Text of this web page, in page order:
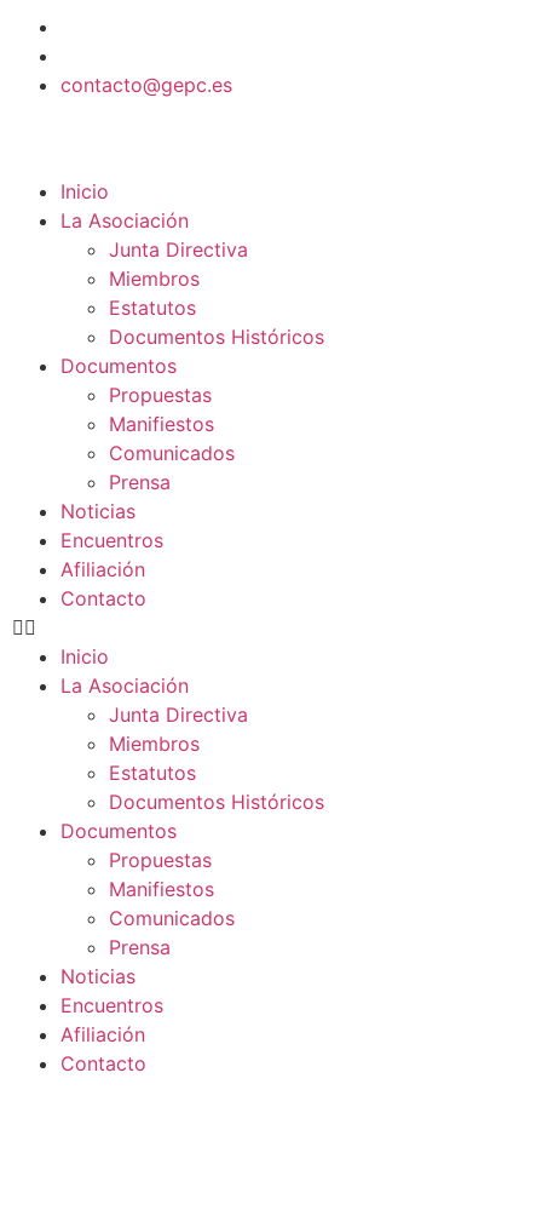
contacto@gepc.es
Inicio
La Asociación
Junta Directiva
Miembros
Estatutos
Documentos Históricos
Documentos
Propuestas
Manifiestos
Comunicados
Prensa
Noticias
Encuentros
Afiliación
Contacto
Inicio
La Asociación
Junta Directiva
Miembros
Estatutos
Documentos Históricos
Documentos
Propuestas
Manifiestos
Comunicados
Prensa
Noticias
Encuentros
Afiliación
Contacto